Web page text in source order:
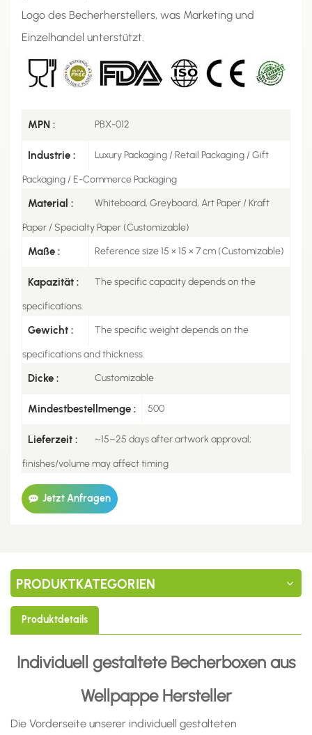
Logo des Becherherstellers, was Marketing und
Einzelhandel unterstützt.
MPN : PBX-012
Industrie : Luxury Packaging / Retail Packaging / Gift
Packaging / E-Commerce Packaging
Material : Whiteboard, Greyboard, Art Paper / Kraft
Paper / Specialty Paper (Customizable)
Maße : Reference size 15 × 15 × 7 cm (Customizable)
Kapazität : The specific capacity depends on the
specifications.
Gewicht : The specific weight depends on the
specifications and thickness.
Dicke : Customizable
Mindestbestellmenge : 500
Lieferzeit : ~15–25 days after artwork approval;
finishes/volume may affect timing
Jetzt Anfragen
PRODUKTKATEGORIEN
Produktdetails
Individuell gestaltete Becherboxen aus
Wellpappe Hersteller
Die Vorderseite unserer individuell gestalteten